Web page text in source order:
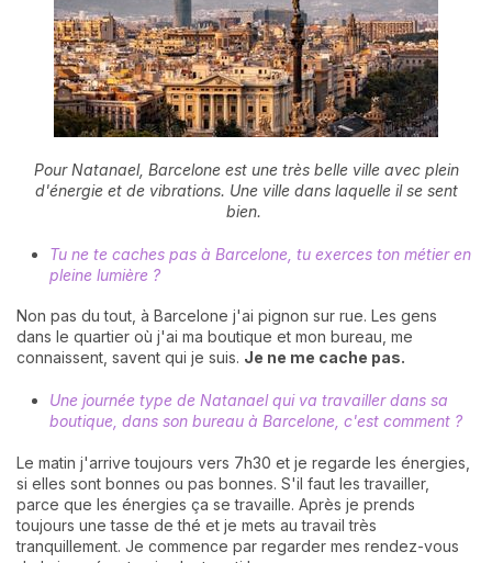
Pour Natanael, Barcelone est une très belle ville avec plein
d'énergie et de vibrations. Une ville dans laquelle il se sent
bien.
Tu ne te caches pas à Barcelone, tu exerces ton métier en
pleine lumière ?
Non pas du tout, à Barcelone j'ai pignon sur rue. Les gens
dans le quartier où j'ai ma boutique et mon bureau, me
connaissent, savent qui je suis. Je ne me cache pas.
Une journée type de Natanael qui va travailler dans sa
boutique, dans son bureau à Barcelone, c'est comment ?
Le matin j'arrive toujours vers 7h30 et je regarde les énergies,
si elles sont bonnes ou pas bonnes. S'il faut les travailler,
parce que les énergies ça se travaille. Après je prends
toujours une tasse de thé et je mets au travail très
tranquillement. Je commence par regarder mes rendez-vous